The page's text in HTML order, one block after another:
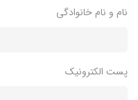
نام و نام خانوادگی
پست الکترونیک